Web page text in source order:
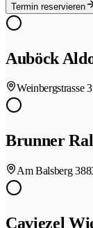
Termin reservieren
Auböck
Weinbergstrasse
Brunner
Am Balsberg 38
Caviezel